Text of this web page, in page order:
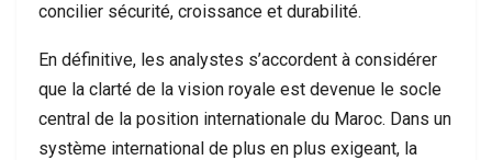
concilier sécurité, croissance et durabilité.
En définitive, les analystes s’accordent à considérer
que la clarté de la vision royale est devenue le socle
central de la position internationale du Maroc. Dans un
système international de plus en plus exigeant, la